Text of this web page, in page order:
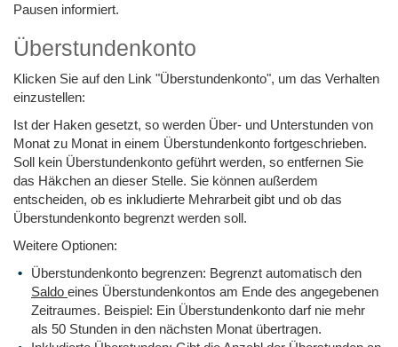
Pausen informiert.
Überstundenkonto
Klicken Sie auf den Link "Überstundenkonto", um das Verhalten
einzustellen:
Ist der Haken gesetzt, so werden Über- und Unterstunden von
Monat zu Monat in einem Überstundenkonto fortgeschrieben.
Soll kein Überstundenkonto geführt werden, so entfernen Sie
das Häkchen an dieser Stelle. Sie können außerdem
entscheiden, ob es inkludierte Mehrarbeit gibt und ob das
Überstundenkonto begrenzt werden soll.
Weitere Optionen:
Überstundenkonto begrenzen: Begrenzt automatisch den
Saldo eines Überstundenkontos am Ende des angegebenen
Zeitraumes. Beispiel: Ein Überstundenkonto darf nie mehr
als 50 Stunden in den nächsten Monat übertragen.